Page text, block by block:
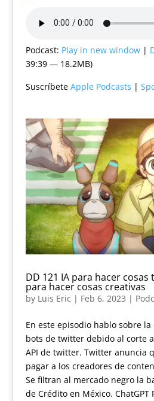
Podcast: Play in new window|
39:39 — 18.2MB)
Suscríbete Apple Podcasts |
DD 121 IA para hacer
para hacer cosas creativas
by Luis Eric | Feb 6, 2023 |
En este episodio hablo sobre
bots de twitter debido al corte
API de twitter. Twitter anuncia
pagar a los creadores de
Se filtran al mercado negro la
de Crédito en México. ChatGPT